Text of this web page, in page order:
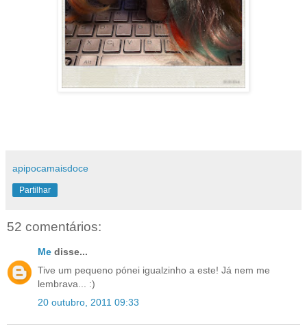
apipocamaisdoce
Partilhar
52 comentários:
Me disse...
Tive um pequeno pónei igualzinho a este! Já nem me
lembrava... :)
20 outubro, 2011 09:33